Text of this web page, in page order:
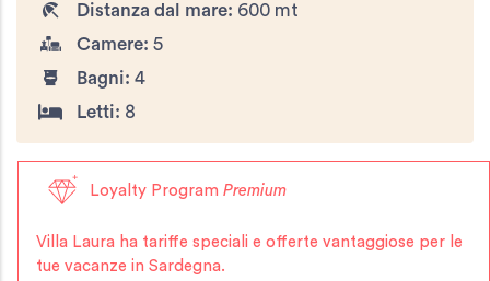
Distanza dal mare: 600 mt
Camere: 5
Bagni: 4
Letti: 8
Loyalty ProgramPremium
Villa Laura ha tariffe speciali e offerte vantaggiose per le
tue vacanze in Sardegna.